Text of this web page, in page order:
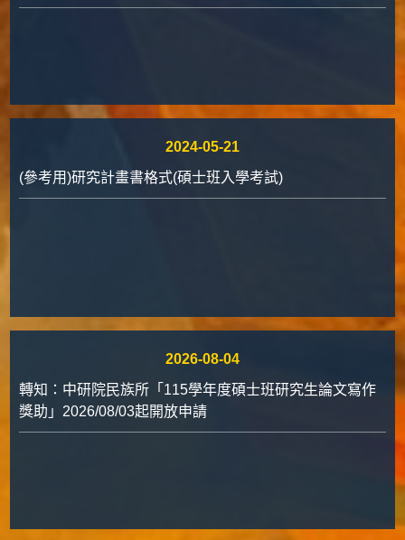
2024-05-21
(參考用)研究計畫書格式(碩士班入學考試)
2026-08-04
轉知：中研院民族所「115學年度碩士班研究生論文寫作
獎助」2026/08/03起開放申請